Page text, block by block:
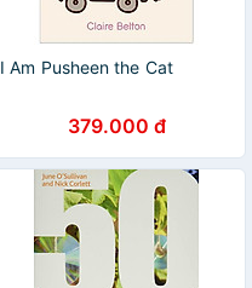
I Am Pusheen the Cat
379.000 đ